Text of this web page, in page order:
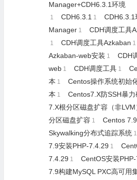
Manager+CDH6.3.1环境
1 CDH6.3.1 1 CDH6.3.1
Manager 1 CDH调度工具
1 CDH调度工具Azkaban 1
Azkaban-web安装 1
CDH
web 1 CDH调度工具 1
本 1 Centos操作系统初始
本 1 Centos7.X防SSH暴力
7.X根分区磁盘扩容（非LVM
分区磁盘扩容 1
Centos
Skywalking分布式追踪系统 1
7.9安装PHP-7.4.29 1
7.4.29 1 CentOS安装
7.9构建MySQL PXC高可用